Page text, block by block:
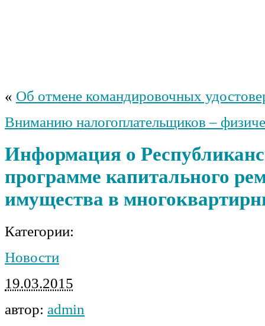
« Об отмене командировочных
Вниманию налогоплательщиков –
Информация о
программе капитального
имущества в
Категории:
Новости
19.03.2015
автор: admin